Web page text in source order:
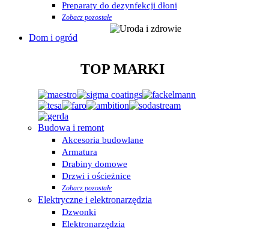
Preparaty do dezynfekcji dłoni
Zobacz pozostałe
Dom i ogród
TOP MARKI
Budowa i remont
Akcesoria budowlane
Armatura
Drabiny domowe
Drzwi i ościeżnice
Zobacz pozostałe
Elektryczne i elektronarzędzia
Dzwonki
Elektronarzędzia